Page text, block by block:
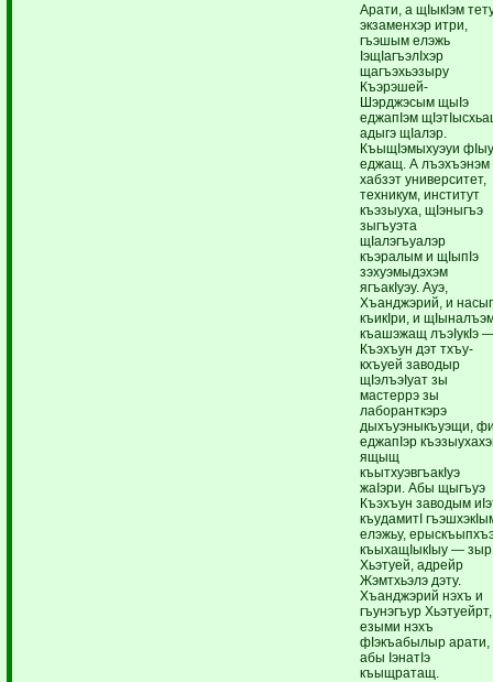
Арати, а щIыкIэм
экзаменхэр итри,
гъэшым елэжь
IэщIагъэлIхэр
щагъэхьэзыру
Къэрэшей-
Шэрджэсым щыIэ
еджапIэм
адыгэ щIалэр.
КъыщIэмыхуэуи
еджащ. А лъэхъэнэм
хабзэт университет,
техникум, институт
къэзыуха, щIэныгъэ
зыгъуэта
щIалэгъуалэр
къэралым и щIыпIэ
зэхуэмыдэхэм
ягъакIуэу. Ауэ,
Хъанджэрий, и
къикIри, и
къашэжащ лъэIукIэ
Къэхъун дэт тхъу-
кхъуей заводыр
щIэлъэIуат зы
мастеррэ зы
лаборанткэрэ
дыхъуэныкъуэщи,
еджапIэр
ящыщ
къытхуэвгъакIуэ
жаIэри. Абы щыгъуэ
Къэхъун заводым
къудамитI
елэжьу,
къыхащIыкIыу — зыр
Хьэтуей, адрейр
Жэмтхьэлэ дэту.
Хъанджэрий нэхъ и
гъунэгъур Хьэтуейрт,
езыми нэхъ
фIэкъабылыр арати,
абы IэнатIэ
къыщратащ.